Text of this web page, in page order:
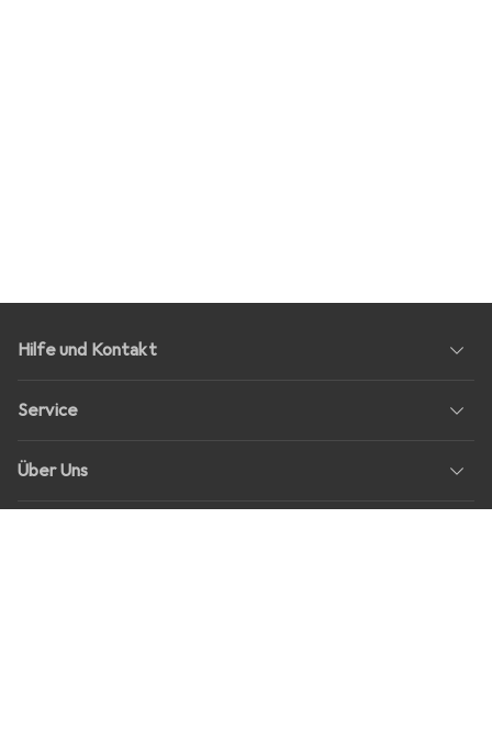
Hilfe und Kontakt
Service
Über Uns